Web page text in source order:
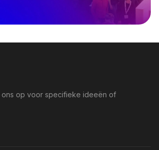
ons op voor specifieke ideeën of